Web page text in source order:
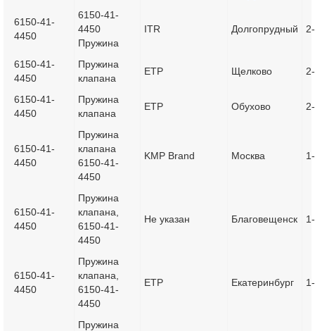
6150-41-
4450
6150-41-
4450
Пружина
ITR Долгопрудный
6150-41-
4450
Пружина
клапана
ETP Щелково
6150-41-
4450
Пружина
клапана
ETP Обухово
6150-41-
4450
Пружина
клапана
6150-41-
4450
KMP Brand Москва
6150-41-
4450
Пружина
клапана,
6150-41-
4450
Не указан Благовещенск
6150-41-
4450
Пружина
клапана,
6150-41-
4450
ETP Екатеринбург
Пружина